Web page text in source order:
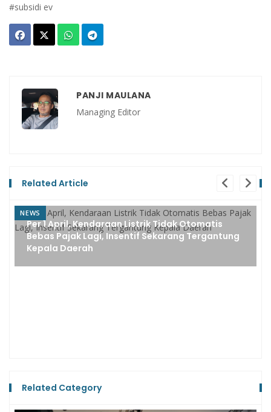
#subsidi ev
PANJI MAULANA
Managing Editor
Related Article
NEWS
Related Category